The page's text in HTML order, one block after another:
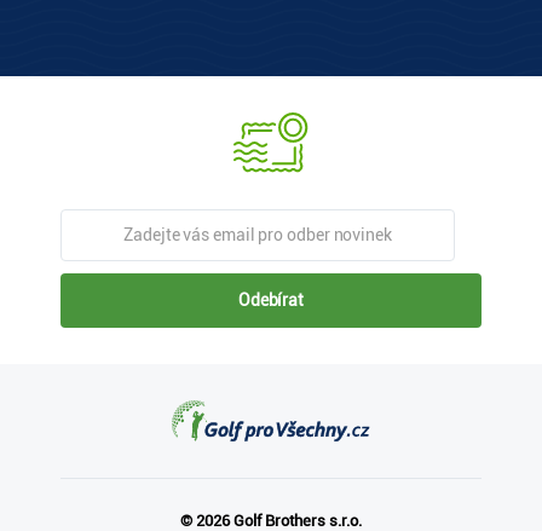
Odebírat
© 2026 Golf Brothers s.r.o.